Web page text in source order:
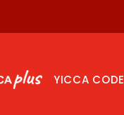
YICCA CODE